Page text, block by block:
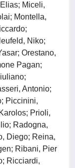
Miceli,
Montella,
Niko;
Orestano,
Pagan;
Antonio;
Piccinini,
Prioli,
Radogna,
Diego; Reina,
Ribani, Pier
Ricciardi,